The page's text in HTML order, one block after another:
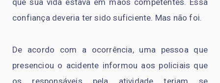
confiança deveria ter sido suficiente. Mas não foi.
De acordo com a ocorrência, uma pessoa que
presenciou o acidente informou aos policiais que
os responsáveis pela atividade teriam se